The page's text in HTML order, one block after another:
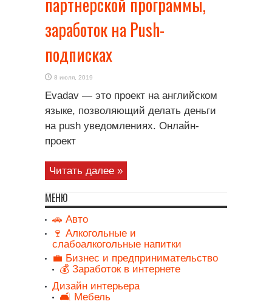
заработок на Push-
подписках
8 июля, 2019
Evadav — это проект на английском
языке, позволяющий делать деньги
на push уведомлениях. Онлайн-
проект
Читать далее »
МЕНЮ
🚗 Авто
🍷 Алкогольные и
слабоалкогольные напитки
💼 Бизнес и предпринимательство
💰 Заработок в интернете
Дизайн интерьера
🛋️ Мебель